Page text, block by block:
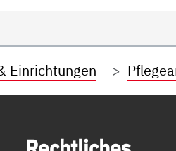
Einrichtungen